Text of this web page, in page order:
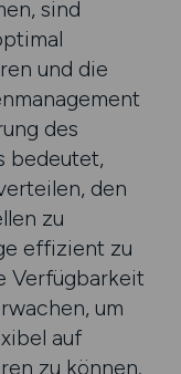
sind
und die
des
bedeutet,
den
zu
effizient zu
Verfügbarkeit
um
auf
zu können.